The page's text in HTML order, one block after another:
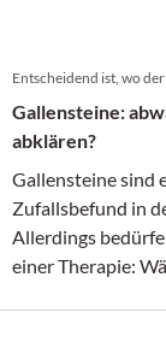
Entscheidend ist, wo
Gallensteine:
abklären?
Gallensteine sind
Zufallsbefund in
Allerdings
einer Therapie: